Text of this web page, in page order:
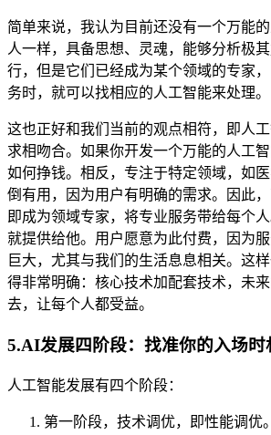
简单来说，我认为目前还没有一个万能
人一样，具备思想、灵魂，能够分析极
行，但是它们已经成为某个领域的专家
务时，就可以找相应的人工智能来处理。
这也正好和我们当前的观点相符，即人
求相吻合。如果你开发一个万能的人工
如何挣钱。相反，专注于特定领域，如
倒有用，因为用户有明确的需求。因此，
即成为领域专家，将专业服务带给每个
就提供给他。用户愿意为此付费，因为
巨大，尤其与我们的生活息息相关。这
得非常明确：核心技术加配套技术，未
去，让每个人都受益。
5.AI发展四阶段：找准你的入场时
人工智能发展有四个阶段：
第一阶段，技术调优，即性能调优。